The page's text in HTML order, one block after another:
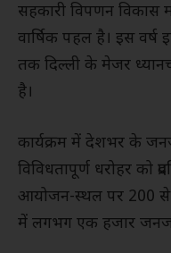
सहकारी विपणन विकास
वार्षिक पहल है। इस
तक दिल्ली के मेजर
है।
कार्यक्रम में देशभर के
विविधतापूर्ण धरोहर को
आयोजन-स्थल पर 200 से
में लगभग एक हजार